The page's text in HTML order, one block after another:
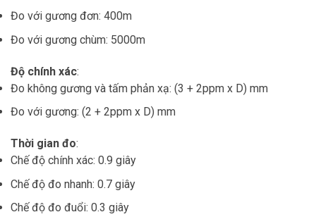
Đo với gương đơn: 400m
Đo với gương chùm: 5000m
Độ chính xác:
Đo không gương và tấm phản xạ: (3 + 2ppm x D) mm
Đo với gương: (2 + 2ppm x D) mm
Thời gian đo:
Chế độ chính xác: 0.9 giây
Chế độ đo nhanh: 0.7 giây
Chế độ đo đuổi: 0.3 giây